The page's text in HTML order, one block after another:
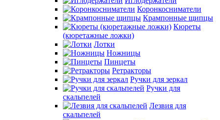
Коронкосниматели
Крампонные щипцы
Кюреты
(кюретажные ложки)
Лотки
Ножницы
Пинцеты
Ретракторы
Ручки для зеркал
Ручки для
скальпелей
Лезвия для
скальпелей